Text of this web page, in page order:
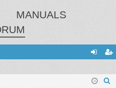
MANUALS
in ist